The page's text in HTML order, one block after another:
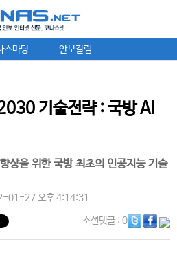
스마당 안보칼럼
기술전략 : 국방 AI
상을 위한 국방 최초의 인공지능 기술
01-27 오후 4:14:31
소셜댓글: 0